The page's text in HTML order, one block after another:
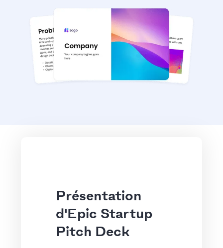
Présentation
d'Epic Startup
Pitch Deck